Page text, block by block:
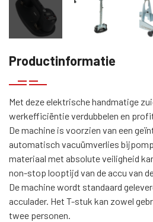
Productinformatie
Met deze elektrische handmatige
werkefficiëntie verdubbelen en
De machine is voorzien van een
automatisch vacuümverlies
materiaal met absolute veiligheid
non-stop looptijd van de accu van
De machine wordt standaard
acculader. Het T-stuk kan zowel
twee personen.